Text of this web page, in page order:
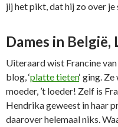
jij het pikt, dat hij zo over
Dames in België,
Uiteraard wist Francine
blog, ‘platte tieten‘ ging.
moeder, ’t loeder! Zelf is
Hendrika geweest in haar
daarover helemaal niks.